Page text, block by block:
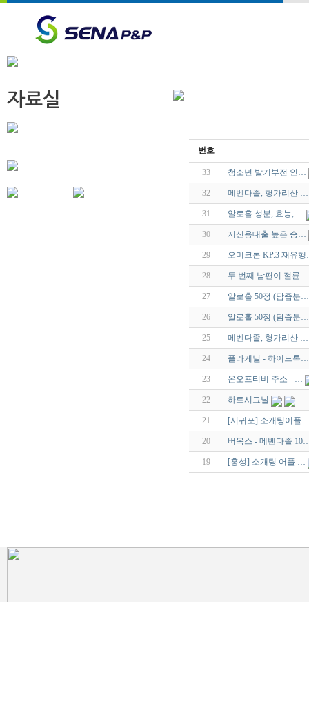
번호
33 청소년 발기부전 인…
32 메벤다졸, 헝가리산 …
31 알로홀 성분, 효능, …
30 저신용대출 높은 승…
29 오미크론 KP.3 재유
28 두 번째 남편이 절륜…
27 알로홀 50정 (담즙분…
26 알로홀 50정 (담즙분…
25 메벤다졸, 헝가리산 …
24 플라케닐 - 하이드록…
23 온오프티비 주소 - …
22 하트시그널
21 [서귀포] 소개팅어플…
20 버목스 - 메벤다졸
19 [홍성] 소개팅 어플 …